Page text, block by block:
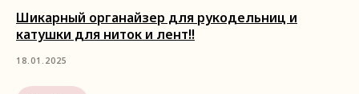
Шикарный органайзер для рукодельниц и
катушки для ниток и лент!!
18.01.2025